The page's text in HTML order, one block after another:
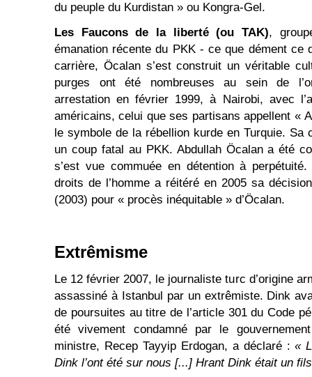
du peuple du Kurdistan » ou Kongra-Gel.
Les Faucons de la liberté (ou TAK),
émanation récente du PKK - ce que dément ce
carrière, Öcalan s’est construit un véritable
purges ont été nombreuses au sein de
arrestation en février 1999, à Nairobi, avec
américains, celui que ses partisans appellent «
le symbole de la rébellion kurde en Turquie. Sa
un coup fatal au PKK. Abdullah Öcalan a été
s’est vue commuée en détention à
droits de l’homme a réitéré en 2005 sa
(2003) pour « procès inéquitable » d’Öcalan.
Extrêmisme
Le 12 février 2007, le journaliste turc d’origine
assassiné à Istanbul par un extrêmiste. Dink
de poursuites au titre de l’article 301 du Code
été vivement condamné par le
ministre, Recep Tayyip Erdogan, a déclaré :«
Dink l’ont été sur nous [...] Hrant Dink était un